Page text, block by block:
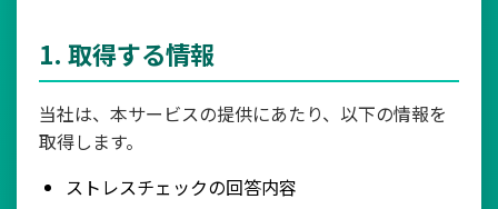
1. 取得する情報
当社は、本サービスの提供にあたり、以下の情報を
取得します。
ストレスチェックの回答内容